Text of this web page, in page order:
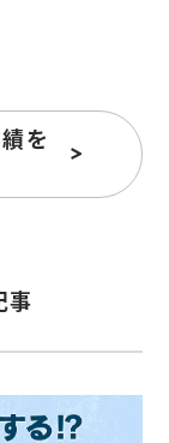
を
事